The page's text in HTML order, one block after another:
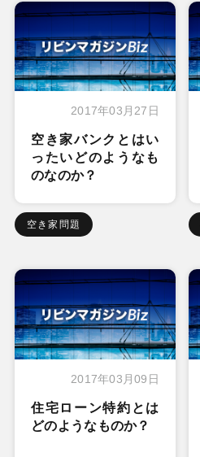
2017年03月27日
空き家バンクとはい
ったいどのようなも
のなのか？
空き家問題
2017年03月09日
住宅ローン特約とは
どのようなものか？